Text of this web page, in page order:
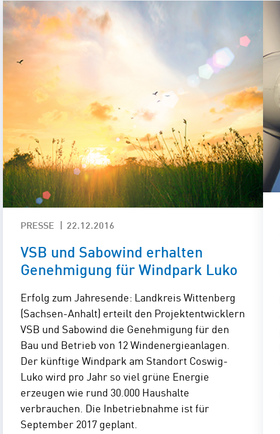
PRESSE 22.12.2016
VSB und Sabowind erhalten
Genehmigung für Windpark Luko
Erfolg zum Jahresende: Landkreis Wittenberg
(Sachsen-Anhalt) erteilt den Projektentwicklern
VSB und Sabowind die Genehmigung für den
Bau und Betrieb von 12 Windenergieanlagen.
Der künftige Windpark am Standort Coswig-
Luko wird pro Jahr so viel grüne Energie
erzeugen wie rund 30.000 Haushalte
verbrauchen. Die Inbetriebnahme ist für
September 2017 geplant.